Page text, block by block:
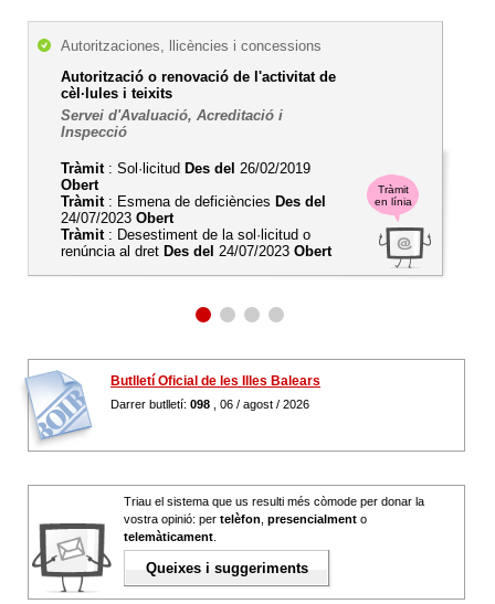
Tràmit
en línia
Autoritzaciones, llicències i concessions
Autorització o renovació de l'activitat de
cèl·lules i teixits
Servei d'Avaluació, Acreditació i
Inspecció
Tràmit: Sol·licitud Des del 26/02/2019
Obert
Tràmit: Esmena de deficiències Des del
24/07/2023 Obert
Tràmit: Desestiment de la sol·licitud o
renúncia al dret Des del 24/07/2023 Obert
Butlletí Oficial de les Illes Balears
Darrer butlletí: 098 , 06 / agost / 2026
Triau el sistema que us resulti més còmode per donar la
vostra opinió: per telèfon presencialment o
telemàticament
Queixes i suggeriments